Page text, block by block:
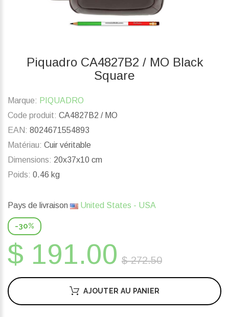
Piquadro CA4827B2 / MO Black
Square
Marque: PIQUADRO
Code produit: CA4827B2 / MO
EAN: 8024671554893
Matériau: Cuir véritable
Dimensions: 20x37x10 cm
Poids: 0.46 kg
Pays de livraison United States - USA
-30%
$ 191.00 $ 272.50
AJOUTER AU PANIER